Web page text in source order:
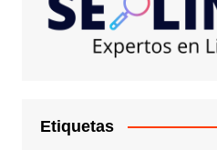
Etiquetas